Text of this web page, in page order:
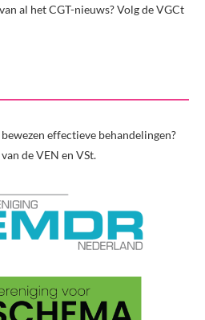
al het CGT-nieuws? Volg de VGCt
effectieve behandelingen?
de VEN en VSt.